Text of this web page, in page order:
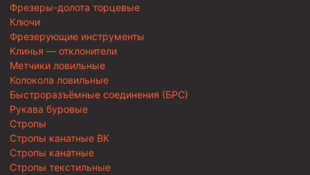
Фрезеры-долота торцевые
Ключи
Фрезерующие инструменты
Клинья — отклонители
Метчики ловильные
Колокола ловильные
Быстроразъёмные соединения (БРС)
Рукава буровые
Стропы
Стропы канатные ВК
Стропы канатные
Стропы текстильные